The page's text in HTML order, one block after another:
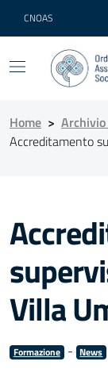
CNOAS
Home >
Accreditamento
Villa
Formazione - News